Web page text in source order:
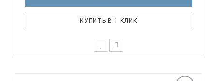
КУПИТЬ В 1 КЛИК
родитель подходит очень основательно. Ведь